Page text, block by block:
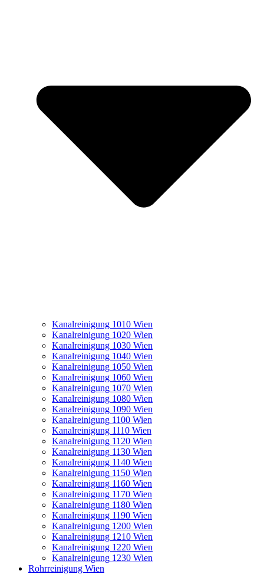
Kanalreinigung 1010 Wien
Kanalreinigung 1020 Wien
Kanalreinigung 1030 Wien
Kanalreinigung 1040 Wien
Kanalreinigung 1050 Wien
Kanalreinigung 1060 Wien
Kanalreinigung 1070 Wien
Kanalreinigung 1080 Wien
Kanalreinigung 1090 Wien
Kanalreinigung 1100 Wien
Kanalreinigung 1110 Wien
Kanalreinigung 1120 Wien
Kanalreinigung 1130 Wien
Kanalreinigung 1140 Wien
Kanalreinigung 1150 Wien
Kanalreinigung 1160 Wien
Kanalreinigung 1170 Wien
Kanalreinigung 1180 Wien
Kanalreinigung 1190 Wien
Kanalreinigung 1200 Wien
Kanalreinigung 1210 Wien
Kanalreinigung 1220 Wien
Kanalreinigung 1230 Wien
Rohrreinigung Wien